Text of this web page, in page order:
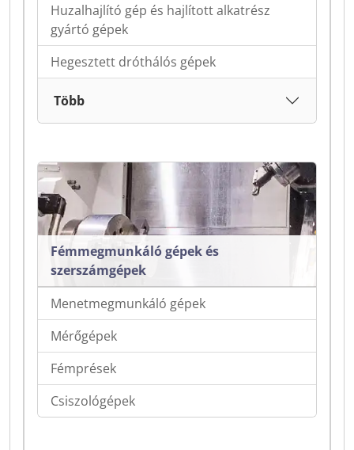
Huzalhajlító gép és hajlított alkatrész
gyártó gépek
Hegesztett dróthálós gépek
Több
Fémmegmunkáló gépek és
szerszámgépek
Menetmegmunkáló gépek
Mérőgépek
Fémprések
Csiszológépek